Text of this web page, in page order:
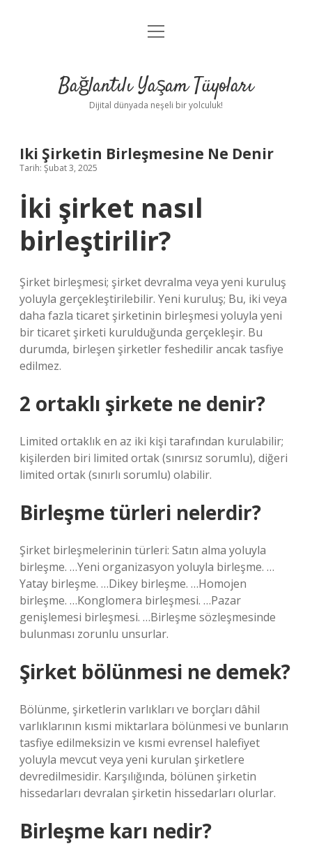
Anasayfa
Yasal Uyarı
menüyü
Bağlantılı Yaşam Tüyoları
Dijital dünyada neşeli bir yolculuk!
Iki Şirketin Birleşmesine Ne Denir
Tarih: Şubat 3, 2025
İki şirket nasıl
birleştirilir?
Şirket birleşmesi; şirket devralma veya yeni kuruluş
yoluyla gerçekleştirilebilir. Yeni kuruluş; Bu, iki veya
daha fazla ticaret şirketinin birleşmesi yoluyla yeni
bir ticaret şirketi kurulduğunda gerçekleşir. Bu
durumda, birleşen şirketler feshedilir ancak tasfiye
edilmez.
2 ortaklı şirkete ne denir?
Limited ortaklık en az iki kişi tarafından kurulabilir;
kişilerden biri limited ortak (sınırsız sorumlu), diğeri
limited ortak (sınırlı sorumlu) olabilir.
Birleşme türleri nelerdir?
Şirket birleşmelerinin türleri: Satın alma yoluyla
birleşme. …Yeni organizasyon yoluyla birleşme. …
Yatay birleşme. …Dikey birleşme. …Homojen
birleşme. …Konglomera birleşmesi. …Pazar
genişlemesi birleşmesi. …Birleşme sözleşmesinde
bulunması zorunlu unsurlar.
Şirket bölünmesi ne demek?
Bölünme, şirketlerin varlıkları ve borçları dâhil
varlıklarının kısmi miktarlara bölünmesi ve bunların
tasfiye edilmeksizin ve kısmi evrensel halefiyet
yoluyla mevcut veya yeni kurulan şirketlere
devredilmesidir. Karşılığında, bölünen şirketin
hissedarları devralan şirketin hissedarları olurlar.
Birleşme karı nedir?